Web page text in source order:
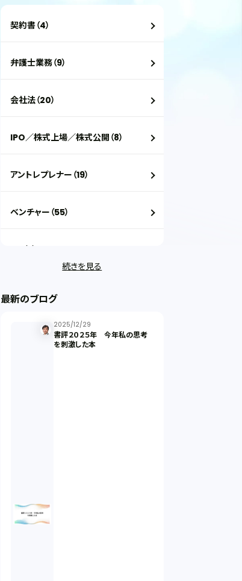
契約書（4）
弁護士業務（9）
会社法（20）
IPO／株式上場／株式公開（8）
アントレプレナー（19）
ベンチャー（55）
VC（2）
最近の話題（121）
IoT（6）
続きを見る
最新のブログ
2025/12/29
書評２０２５年 今年私の思考
を刺激した本